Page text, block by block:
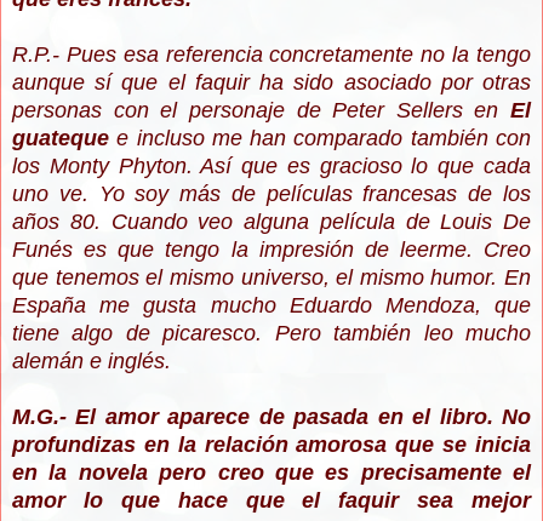
R.P.- Pues esa referencia concretamente no la tengo
aunque sí que el faquir ha sido asociado por otras
personas con el personaje de Peter Sellers en El
guatequee incluso me han comparado también con
los Monty Phyton. Así que es gracioso lo que cada
uno ve. Yo soy más de películas francesas de los
años 80. Cuando veo alguna película de Louis De
Funés es que tengo la impresión de leerme. Creo
que tenemos el mismo universo, el mismo humor. En
España me gusta mucho Eduardo Mendoza, que
tiene algo de picaresco. Pero también leo mucho
alemán e inglés.
M.G.- El amor aparece de pasada en el libro. No
profundizas en la relación amorosa que se inicia
en la novela pero creo que es precisamente el
amor lo que hace que el faquir sea mejor